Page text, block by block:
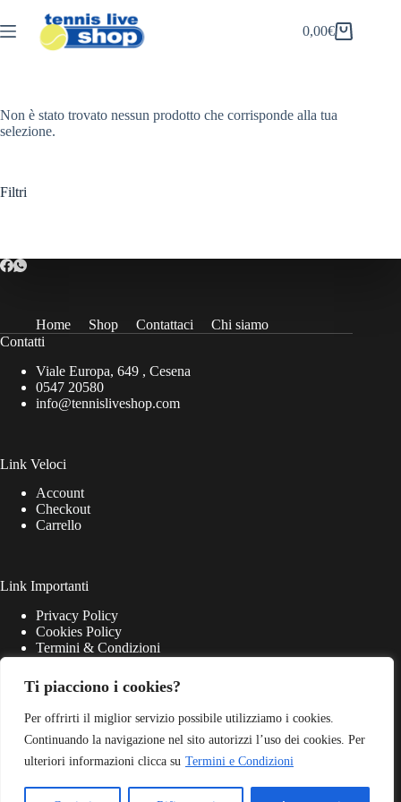
Ti piacciono i cookies?
Per offrirti il miglior servizio possibile utilizziamo i cookies.
Continuando la navigazione nel sito autorizzi l’uso dei cookies. Per
ulteriori informazioni clicca su Termini e Condizioni
al
contenuto
Carrello
0,00€
Non è stato trovato nessun prodotto che corrisponde alla tua
selezione.
Filtri
Home Shop Contattaci
Chi siamo
Contatti
Viale Europa, 649 , Cesena
0547 20580
info@tennisliveshop.com
Link Veloci
Account
Checkout
Carrello
Link Importanti
Privacy Policy
Cookies Policy
Termini & Condizioni